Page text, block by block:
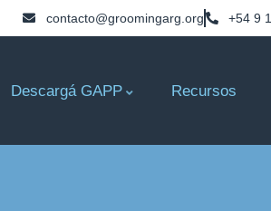
contacto@groomingarg.org +54 9
Descargá GAPP Recursos